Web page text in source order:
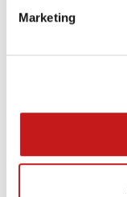
Marketing